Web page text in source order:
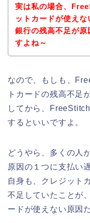
実は私の場合、
ットカードが使えな
銀行の残高不足が
すよね～
なので、もしも、
トカードの残高不足
してから、
するといいですよ。
どうやら、多くの人
原因の１つに支払い
自身も、クレジット
不足していたことが
ードが使えない原因